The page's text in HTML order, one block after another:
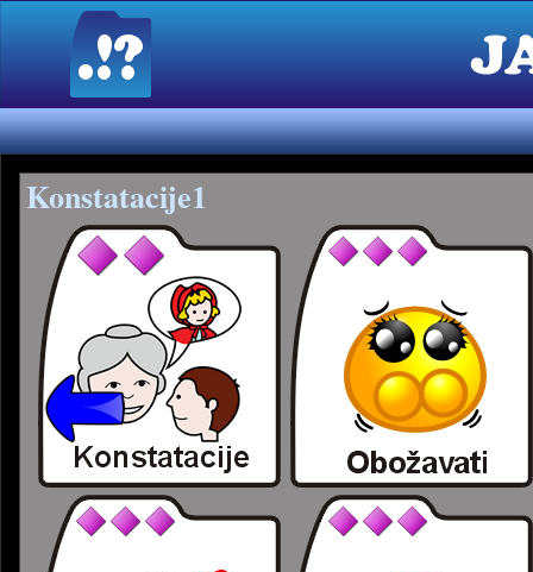
Konstatacije1